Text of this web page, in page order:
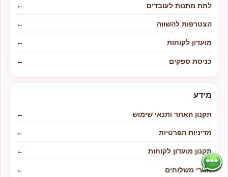
לתת מתנות לעובדים
←
הצטרפות להשווה
←
מועדון לקוחות
←
כניסת ספקים
←
מידע
תקנון האתר ותנאי שימוש
←
מדיניות הפרטיות
←
תקנון מועדון לקוחות
←
אזורי משלוחים
←